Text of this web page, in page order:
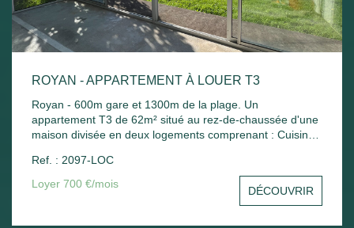
ROYAN - APPARTEMENT À LOUER T3
Royan - 600m gare et 1300m de la plage. Un
appartement T3 de 62m² situé au rez-de-chaussée d'une
maison divisée en deux logements comprenant : Cuisine
et wc. Chauffage électrique. Jardin commun.
Ref. : 2097-LOC
Loyer 700 €/mois
DÉCOUVRIR